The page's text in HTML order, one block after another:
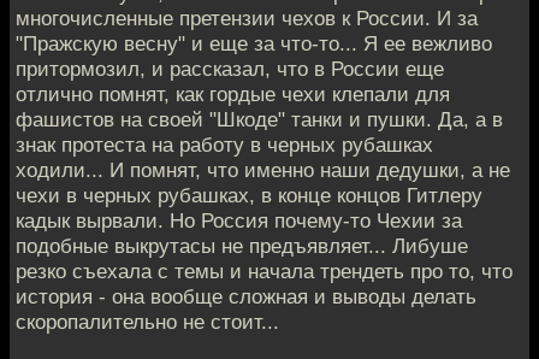
многочисленные претензии чехов к России. И за
"Пражскую весну" и еще за что-то... Я ее вежливо
притормозил, и рассказал, что в России еще
отлично помнят, как гордые чехи клепали для
фашистов на своей "Шкоде" танки и пушки. Да, а в
знак протеста на работу в черных рубашках
ходили... И помнят, что именно наши дедушки, а не
чехи в черных рубашках, в конце концов Гитлеру
кадык вырвали. Но Россия почему-то Чехии за
подобные выкрутасы не предъявляет... Либуше
резко съехала с темы и начала трендеть про то, что
история - она вообще сложная и выводы делать
скоропалительно не стоит...